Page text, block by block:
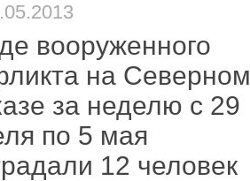
вооруженного
на Северном
за неделю с 29
по 5 мая
12 человек